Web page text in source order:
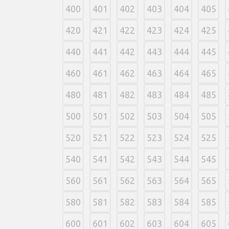
400 401 402 403 404 405
420 421 422 423 424 425
440 441 442 443 444 445
460 461 462 463 464 465
480 481 482 483 484 485
500 501 502 503 504 505
520 521 522 523 524 525
540 541 542 543 544 545
560 561 562 563 564 565
580 581 582 583 584 585
600 601 602 603 604 605